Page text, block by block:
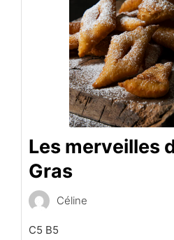
Les merveilles
Gras
Céline
C5 B5